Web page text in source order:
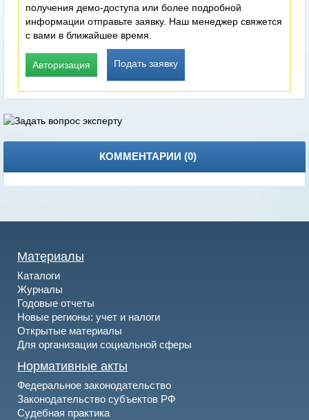
получения демо-доступа или более подробной
информации отправьте заявку. Наш менеджер свяжется
с вами в ближайшее время.
Авторизация Подать заявку
КОММЕНТАРИИ (0)
Материалы
Каталоги
Журналы
Годовые отчеты
Новые регионы: учет и налоги
Открытые материалы
Для организации социальной сферы
Нормативные акты
Федеральное законодательство
Законодательство субъектов РФ
Судебная практика